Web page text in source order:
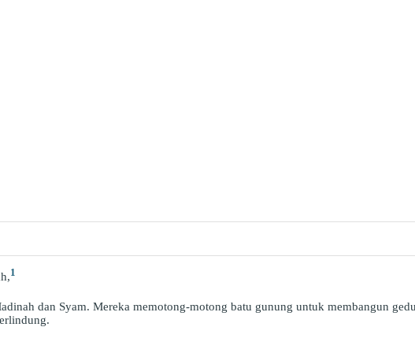
1
dan Syam. Mereka memotong-motong batu gunung untuk membangun